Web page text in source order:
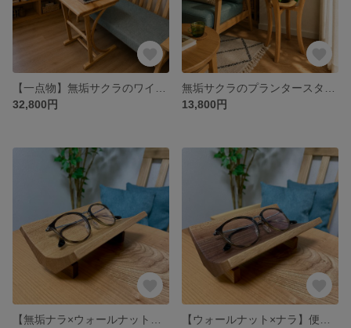
32,800円
13,800円